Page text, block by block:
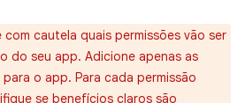
com cautela quais permissões vão ser
do seu app. Adicione apenas as
o app. Para cada permissão
se benefícios claros são